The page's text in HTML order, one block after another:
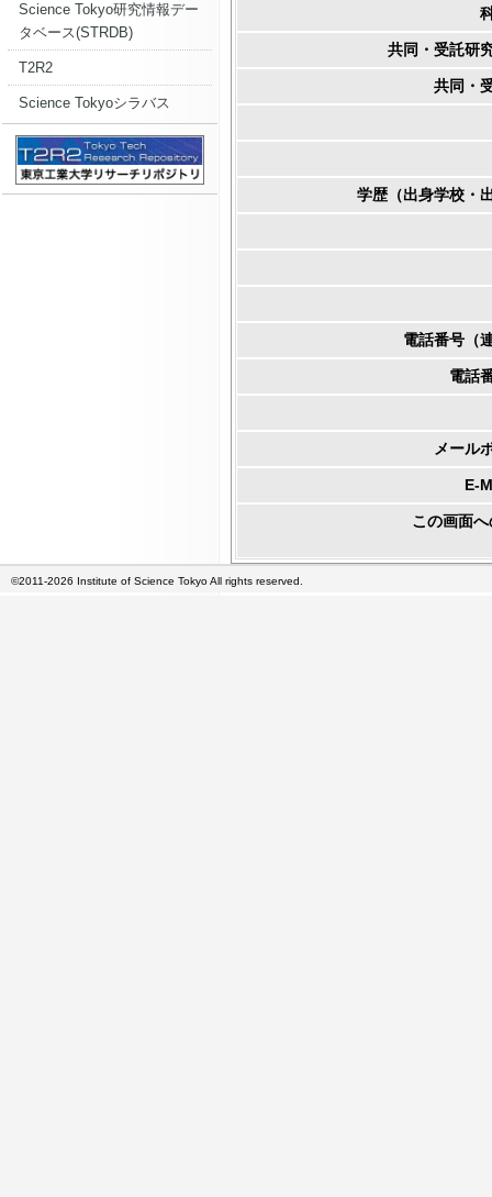
Science Tokyo研究情報デー
タベース(STRDB)
T2R2
Science Tokyoシラバス
共同・受託研
共同・
学歴（出身学校・
電話番号（
電話
メール
E-
この画面
©2011-2026 Institute of Science Tokyo All rights reserved.